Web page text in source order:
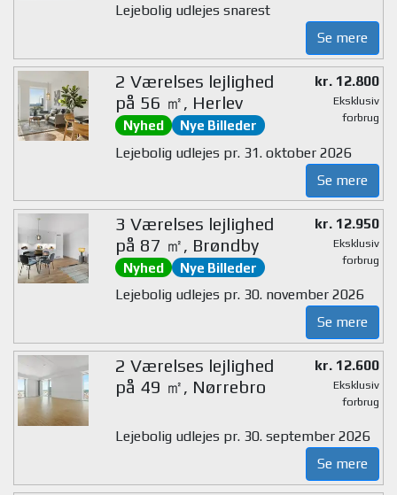
Lejebolig udlejes snarest
Se mere
2 Værelses lejlighed
på 56 ㎡, Herlev
Nyhed Nye Billeder
kr. 12.800
Eksklusiv
forbrug
Lejebolig udlejes pr. 31. oktober 2026
Se mere
3 Værelses lejlighed
på 87 ㎡, Brøndby
Nyhed Nye Billeder
kr. 12.950
Eksklusiv
forbrug
Lejebolig udlejes pr. 30. november 2026
Se mere
2 Værelses lejlighed
på 49 ㎡, Nørrebro
kr. 12.600
Eksklusiv
forbrug
Lejebolig udlejes pr. 30. september 2026
Se mere